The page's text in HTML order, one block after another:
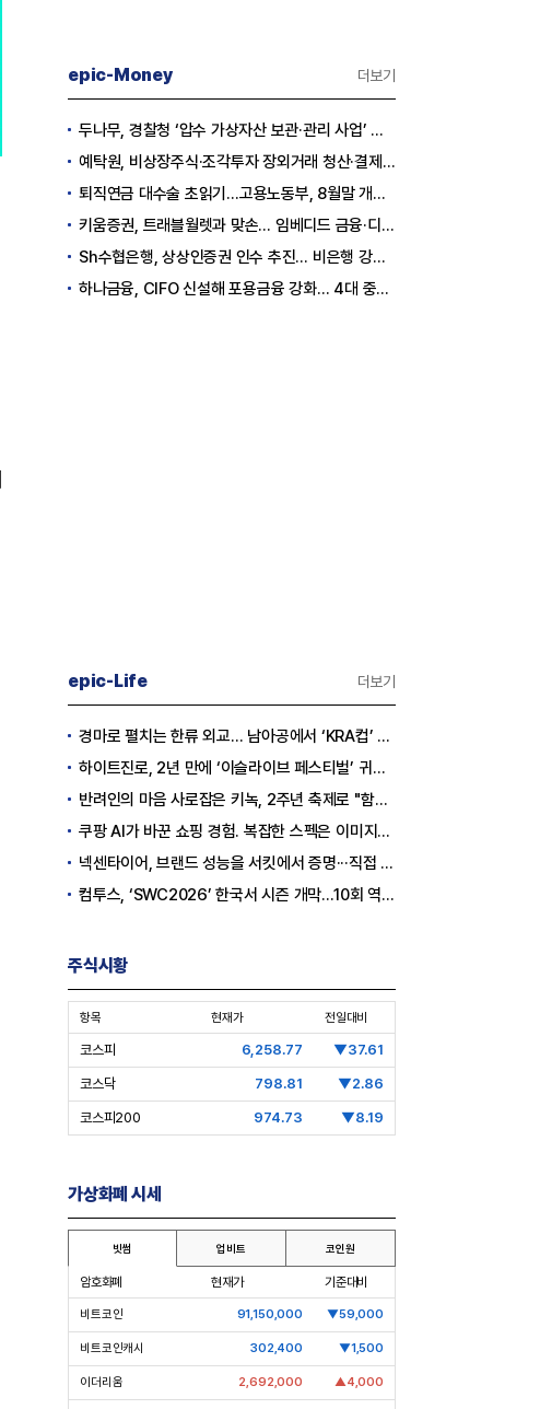
epic-Money 더보기
두나무, 경찰청 ‘압수 가상자산 보관·관리 사업’ 최종 낙찰
예탁원, 비상장주식·조각투자 장외거래 청산·결제 인프라 구축 착수
퇴직연금 대수술 초읽기…고용노동부, 8월말 개정안 발표
키움증권, 트래블월렛과 맞손… 임베디드 금융·디지털 자산 신사업 추진
Sh수협은행, 상상인증권 인수 추진… 비은행 강화 ‘금융그룹’ 도약 발판
하나금융, CIFO 신설해 포용금융 강화… 4대 중심축 중심 상반기 목표 60% 달성
epic-Life 더보기
경마로 펼치는 한류 외교… 남아공에서 ‘KRA컵’ 개최하는 한국마사회
하이트진로, 2년 만에 ‘이슬라이브 페스티벌’ 귀환…25,000명 규모 대확장
반려인의 마음 사로잡은 키녹, 2주년 축제로 "함께하는 즐거움"을 선물하다
쿠팡 AI가 바꾼 쇼핑 경험. 복잡한 스펙은 이미지로, 수백 개 리뷰는 한눈에…
넥센타이어, 브랜드 성능을 서킷에서 증명···직접 체험하는 고객 참여형 마케팅 확대
컴투스, ‘SWC2026’ 한국서 시즌 개막…10회 역사를 이어갈 챔피언은 누가 될까
주식시황
항목 현재가 전일대비
코스피 6,258.77 ▼37.61
코스닥 798.81 ▼2.86
코스피200 974.73 ▼8.19
가상화폐 시세
빗썸 업비트 코인원
암호화폐 현재가 기준대비
비트코인 91,150,000 ▼59,000
비트코인캐시 302,400 ▼1,500
이더리움 2,692,000 ▲4,000